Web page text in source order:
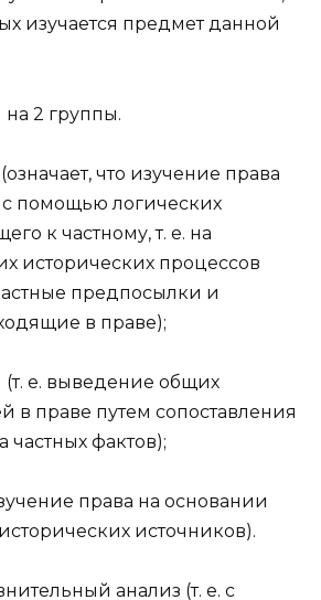
изучается предмет данной
2 группы.
что изучение права
с помощью логических
к частному, т. е. на
исторических процессов
предпосылки и
в праве);
е. выведение общих
в праве путем сопоставления
частных фактов);
права на основании
источников).
анализ (т. е. с